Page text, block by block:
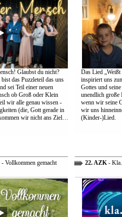
Glaubst du nicht?
das Puzzleteil das uns
sei Teil einer neuen
ob Groß oder Klein
wir alle genau wissen -
(die, Gott gerade in
wir nicht ans Ziel…
Das Lied
inspiriert uns
Gottes und
unendlich große
wenn wir seine
wir uns
(Kinder-)Lied.
- Vollkommen gemacht 22. AZK-